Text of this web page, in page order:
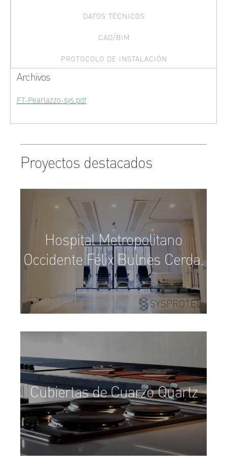
DATOS TÉCNICOS
CAD/BIM
PROTOCOLO DE INSTALACIÓN
Archivos
FT-Pearlazzo-sys.pdf
Proyectos destacados
Hospital Metropolitano
Occidente Félix Bulnes Cerda.
Cubiertas de Cuarzo Quartz